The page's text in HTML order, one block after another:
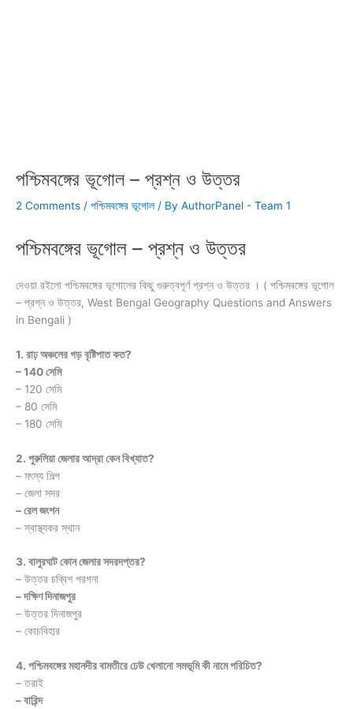
পশ্চিমবঙ্গের ভূগোল – প্রশ্ন ও উত্তর
2 Comments / পশ্চিমবঙ্গের ভূগোল / By AuthorPanel - Team 1
পশ্চিমবঙ্গের ভূগোল – প্রশ্ন ও উত্তর
দেওয়া রইলো পশ্চিমবঙ্গের ভূগোলের কিছু গুরুত্বপূর্ণ প্রশ্ন ও উত্তর । ( পশ্চিমবঙ্গের ভূগোল
– প্রশ্ন ও উত্তর, West Bengal Geography Questions and Answers
in Bengali )
1. রাঢ় অঞ্চলের গড় বৃষ্টিপাত কত?
– 140 সেমি
– 120 সেমি
– 80 সেমি
– 180 সেমি
2. পুরুলিয়া জেলার আদ্রা কেন বিখ্যাত?
– মৎস্য শিল্প
– জেলা সদর
– রেল জংশন
– স্বাস্থ্যকর স্থান
3. বালুরঘাট কোন জেলার সদরদপ্তর?
– উত্তর চব্বিশ পরগনা
– দক্ষিণ দিনাজপুর
– উত্তর দিনাজপুর
– কোচবিহার
4. পশ্চিমবঙ্গের মহানদীর বামতীরে ঢেউ খেলানো সমভূমি কী নামে পরিচিত?
– তরাই
– বারিন্দ